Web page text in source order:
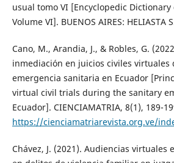
usual tomo VI [Encyclopedic Dictionary
Volume VI]. BUENOS AIRES: HELIASTA
Cano, M., Arandia, J., & Robles, G.
inmediación en juicios civiles virtuales
emergencia sanitaria en Ecuador
virtual civil trials during the sanitary
Ecuador]. CIENCIAMATRIA, 8(1), 189-
https://cienciamatriarevista.org.ve/
Chávez, J. (2021). Audiencias virtuales